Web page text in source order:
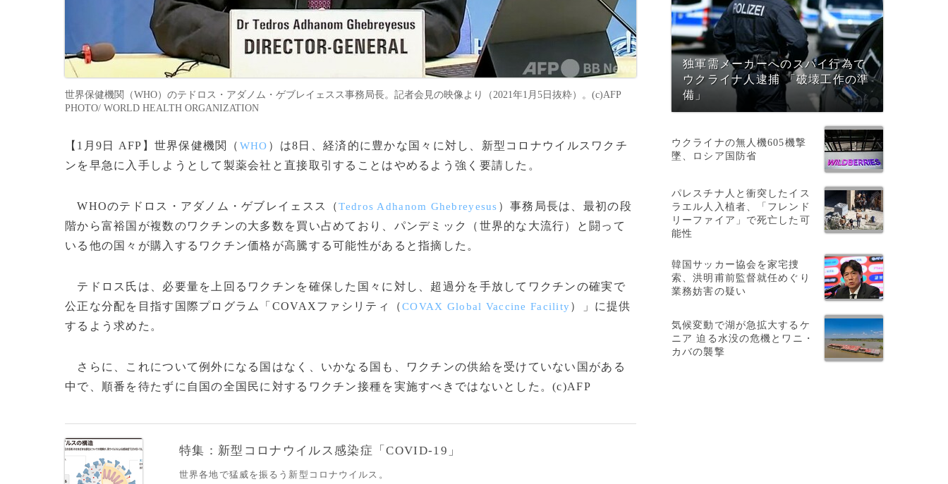
世界保健機関（WHO）のテドロス・アダノム・ゲブレイェスス事務局長。記者会見の映像より（2021年1月5日抜粋）。(c)AFP
PHOTO/ WORLD HEALTH ORGANIZATION
【1月9日 AFP】世界保健機関（ WHO ）は8日、経済的に豊かな国々に対し、新型コロナウイルスワクチ
ンを早急に入手しようとして製薬会社と直接取引することはやめるよう強く要請した。
WHOのテドロス・アダノム・ゲブレイェスス（Tedros Adhanom Ghebreyesus ）事務局長は、最初の段
階から富裕国が複数のワクチンの大多数を買い占めており、パンデミック（世界的な大流行）と闘って
いる他の国々が購入するワクチン価格が高騰する可能性があると指摘した。
テドロス氏は、必要量を上回るワクチンを確保した国々に対し、超過分を手放してワクチンの確実で
公正な分配を目指す国際プログラム「COVAXファシリティ（COVAX Global Vaccine Facility）」に提供
するよう求めた。
さらに、これについて例外になる国はなく、いかなる国も、ワクチンの供給を受けていない国がある
中で、順番を待たずに自国の全国民に対するワクチン接種を実施すべきではないとした。(c)AFP
特集：新型コロナウイルス感染症「COVID-19」
世界各地で猛威を振るう新型コロナウイルス。
独軍需メーカーへのスパイ行為で
ウクライナ人逮捕 「破壊工作の準
備」
ウクライナの無人機605機撃
墜、ロシア国防省
パレスチナ人と衝突したイス
ラエル人入植者、「フレンド
リーファイア」で死亡した可
能性
韓国サッカー協会を家宅捜
索、洪明甫前監督就任めぐり
業務妨害の疑い
気候変動で湖が急拡大するケ
ニア 迫る水没の危機とワニ・
カバの襲撃